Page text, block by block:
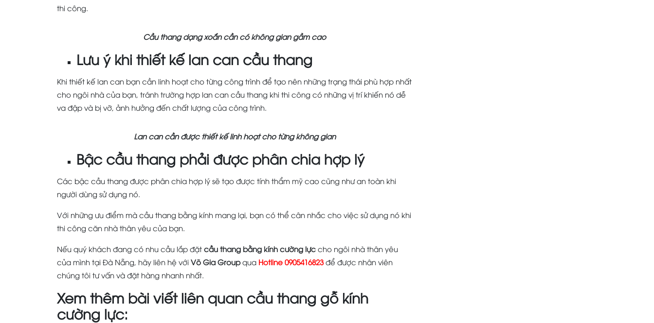
thi công.
Cầu thang dạng xoắn cần có không gian gầm cao
Lưu ý khi thiết kế lan can cầu thang
Khi thiết kế lan can bạn cần linh hoạt cho từng công trình để tạo nên những trạng thái phù hợp nhất
cho ngôi nhà của bạn, tránh trường hợp lan can cầu thang khi thi công có những vị trí khiến nó dễ
va đập và bị vỡ, ảnh hưởng đến chất lượng của công trình.
Lan can cần được thiết kế linh hoạt cho từng không gian
Bậc cầu thang phải được phân chia hợp lý
Các bậc cầu thang được phân chia hợp lý sẽ tạo được tính thẩm mỹ cao cũng như an toàn khi
người dùng sử dụng nó.
Với những ưu điểm mà cầu thang bằng kính mang lại, bạn có thể cân nhắc cho việc sử dụng nó khi
thi công căn nhà thân yêu của bạn.
Nếu quý khách đang có nhu cầu lắp đặt cầu thang bằng kính cường lực cho ngôi nhà thân yêu
của mình tại Đà Nẵng, hãy liên hệ với Võ Gia Groupqua Hotline 0905416823để được nhân viên
chúng tôi tư vấn và đặt hàng nhanh nhất.
Xem thêm bài viết liên quan cầu thang gỗ kính
cường lực: